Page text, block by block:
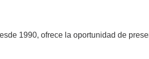
1990, ofrece la oportunidad de